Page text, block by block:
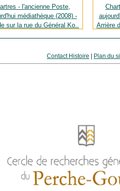
- l'ancienne Poste,
médiathèque (2008) -
sur la rue du Général Ko..
: Archives personnelles
Arrière
Contact Histoire Plan du